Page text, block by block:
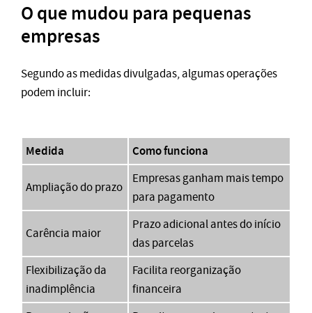
O que mudou para pequenas
empresas
Segundo as medidas divulgadas, algumas operações
podem incluir:
Medida Como funciona
Ampliação do prazo
Empresas ganham mais tempo
para pagamento
Carência maior
Prazo adicional antes do início
das parcelas
Flexibilização da
inadimplência
Facilita reorganização
financeira